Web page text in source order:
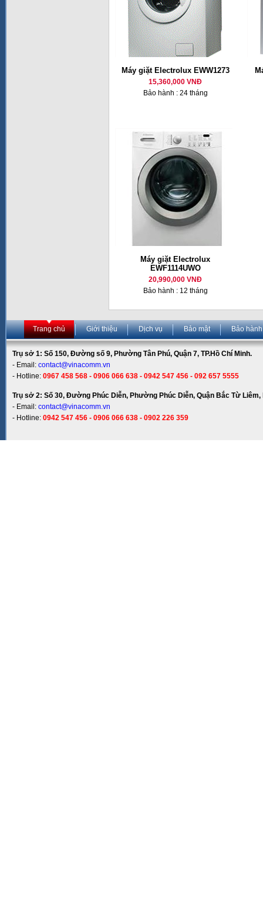
Máy giặt Electrolux EWW1273
15,360,000 VNĐ
Bảo hành : 24 tháng
Máy giặt Electrolux
EWF1114UWO
20,990,000 VNĐ
Bảo hành : 12 tháng
Trang chủ Giới thiệu Dịch vụ Bảo mật Bảo hành
Trụ sở 1: Số 150, Đường số 9, Phường Tân Phú, Quận 7, TP.Hồ Chí Minh.
- Email: contact@vinacomm.vn
- Hotline: 0967 458 568 - 0906 066 638 - 0942 547 456 - 092 657 5555
Trụ sở 2: Số 30, Đường Phúc Diễn, Phường Phúc Diễn, Quận Bắc Từ Liêm,
- Email: contact@vinacomm.vn
- Hotline: 0942 547 456 - 0906 066 638 - 0902 226 359